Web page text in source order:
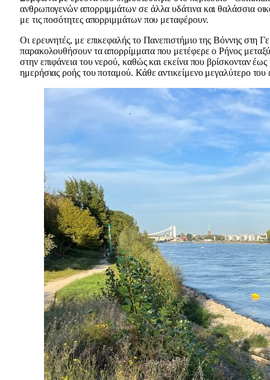
ανθρωπογενών απορριμμάτων σε άλλα υδάτινα και θαλάσσια
με τις ποσότητες απορριμμάτων που μεταφέρουν.
Οι ερευνητές, με επικεφαλής το Πανεπιστήμιο της Βόννης στη
παρακολουθήσουν τα απορρίμματα που μετέφερε ο Ρήνος
στην επιφάνεια του νερού, καθώς και εκείνα που βρίσκονταν
ημερήσιας ροής του ποταμού. Κάθε αντικείμενο μεγαλύτερο